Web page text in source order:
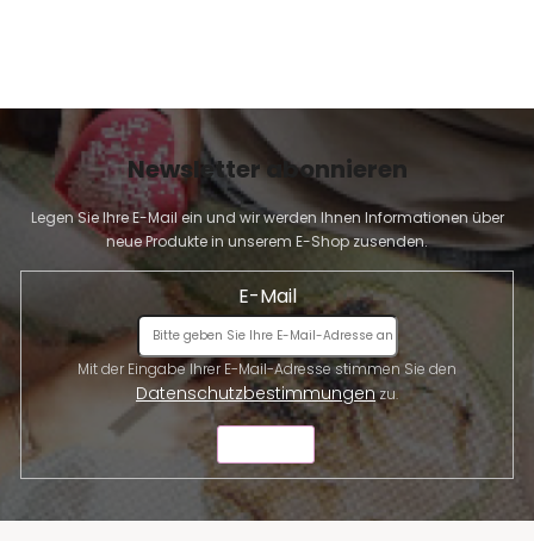
e
Newsletter abonnieren
Legen Sie Ihre E-Mail ein und wir werden Ihnen Informationen über
neue Produkte in unserem E-Shop zusenden.
E-Mail
Datenschutzbestimmungenzu.